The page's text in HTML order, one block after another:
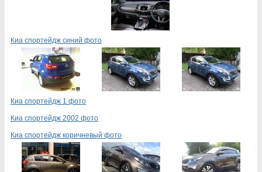
Киа спортейдж синий фото
Киа спортейдж 1 фото
Киа спортейдж 2002 фото
Киа спортейдж коричневый фото